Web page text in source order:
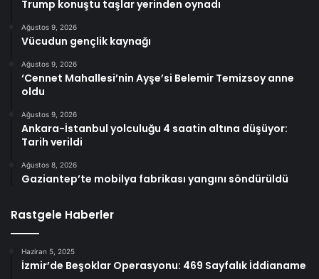
Trump konuştu taşlar yerinden oynadı
Ağustos 9, 2026
Vücudun gençlik kaynağı
Ağustos 9, 2026
‘Cennet Mahallesi’nin Ayşe’si Belemir Temizsoy anne
oldu
Ağustos 9, 2026
Ankara-İstanbul yolculuğu 4 saatin altına düşüyor:
Tarih verildi
Ağustos 8, 2026
Gaziantep’te mobilya fabrikası yangını söndürüldü
Rastgele Haberler
Haziran 5, 2025
İzmir’de Beşoklar Operasyonu: 469 Sayfalık İddianame